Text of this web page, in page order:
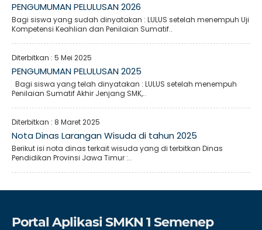
PENGUMUMAN PELULUSAN 2026
Bagi siswa yang sudah dinyatakan : LULUS setelah menempuh Uji
Kompetensi Keahlian dan Penilaian Sumatif..
Diterbitkan : 5 Mei 2025
PENGUMUMAN PELULUSAN 2025
Bagi siswa yang telah dinyatakan : LULUS setelah menempuh
Penilaian Sumatif Akhir Jenjang SMK,..
Diterbitkan : 8 Maret 2025
Nota Dinas Larangan Wisuda di tahun 2025
Berikut isi nota dinas terkait wisuda yang di terbitkan Dinas
Pendidikan Provinsi Jawa Timur :..
Portal Aplikasi SMKN 1 Semenep